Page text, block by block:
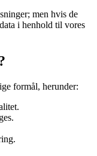
men hvis de
i henhold til vores
formål, herunder: